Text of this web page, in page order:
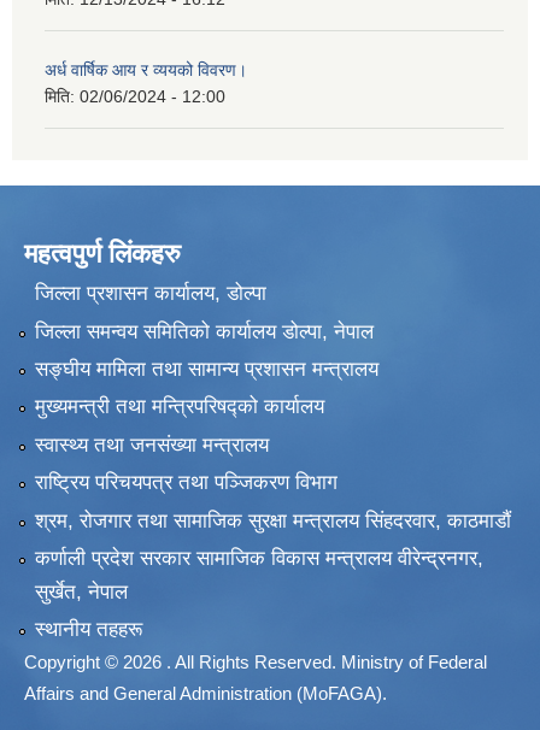
अर्ध वार्षिक आय र व्ययको विवरण।
मिति: 02/06/2024 - 12:00
महत्वपुर्ण लिंकहरु
जिल्ला प्रशासन कार्यालय, डोल्पा
जिल्ला समन्वय समितिको कार्यालय डोल्पा, नेपाल
सङ्‍घीय मामिला तथा सामान्य प्रशासन मन्त्रालय
मुख्यमन्त्री तथा मन्त्रिपरिषद्को कार्यालय
स्वास्थ्य तथा जनसंख्या मन्त्रालय
राष्ट्रिय परिचयपत्र तथा पञ्जिकरण विभाग
श्रम, रोजगार तथा सामाजिक सुरक्षा मन्त्रालय सिंहदरवार, काठमाडाैं
कर्णाली प्रदेश सरकार सामाजिक विकास मन्त्रालय वीरेन्द्रनगर,
सुर्खेत, नेपाल
स्थानीय तहहरू
Copyright © 2026 . All Rights Reserved. Ministry of Federal
Affairs and General Administration (MoFAGA).